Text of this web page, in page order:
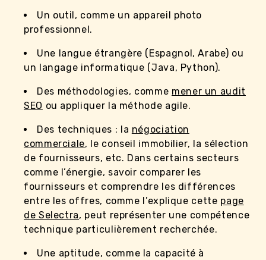
Un outil, comme un appareil photo
professionnel.
Une langue étrangère (Espagnol, Arabe) ou
un langage informatique (Java, Python).
Des méthodologies, comme mener un audit
SEO ou appliquer la méthode agile.
Des techniques : la négociation
commerciale, le conseil immobilier, la sélection
de fournisseurs, etc. Dans certains secteurs
comme l’énergie, savoir comparer les
fournisseurs et comprendre les différences
entre les offres, comme l’explique cette page
de Selectra, peut représenter une compétence
technique particulièrement recherchée.
Une aptitude, comme la capacité à